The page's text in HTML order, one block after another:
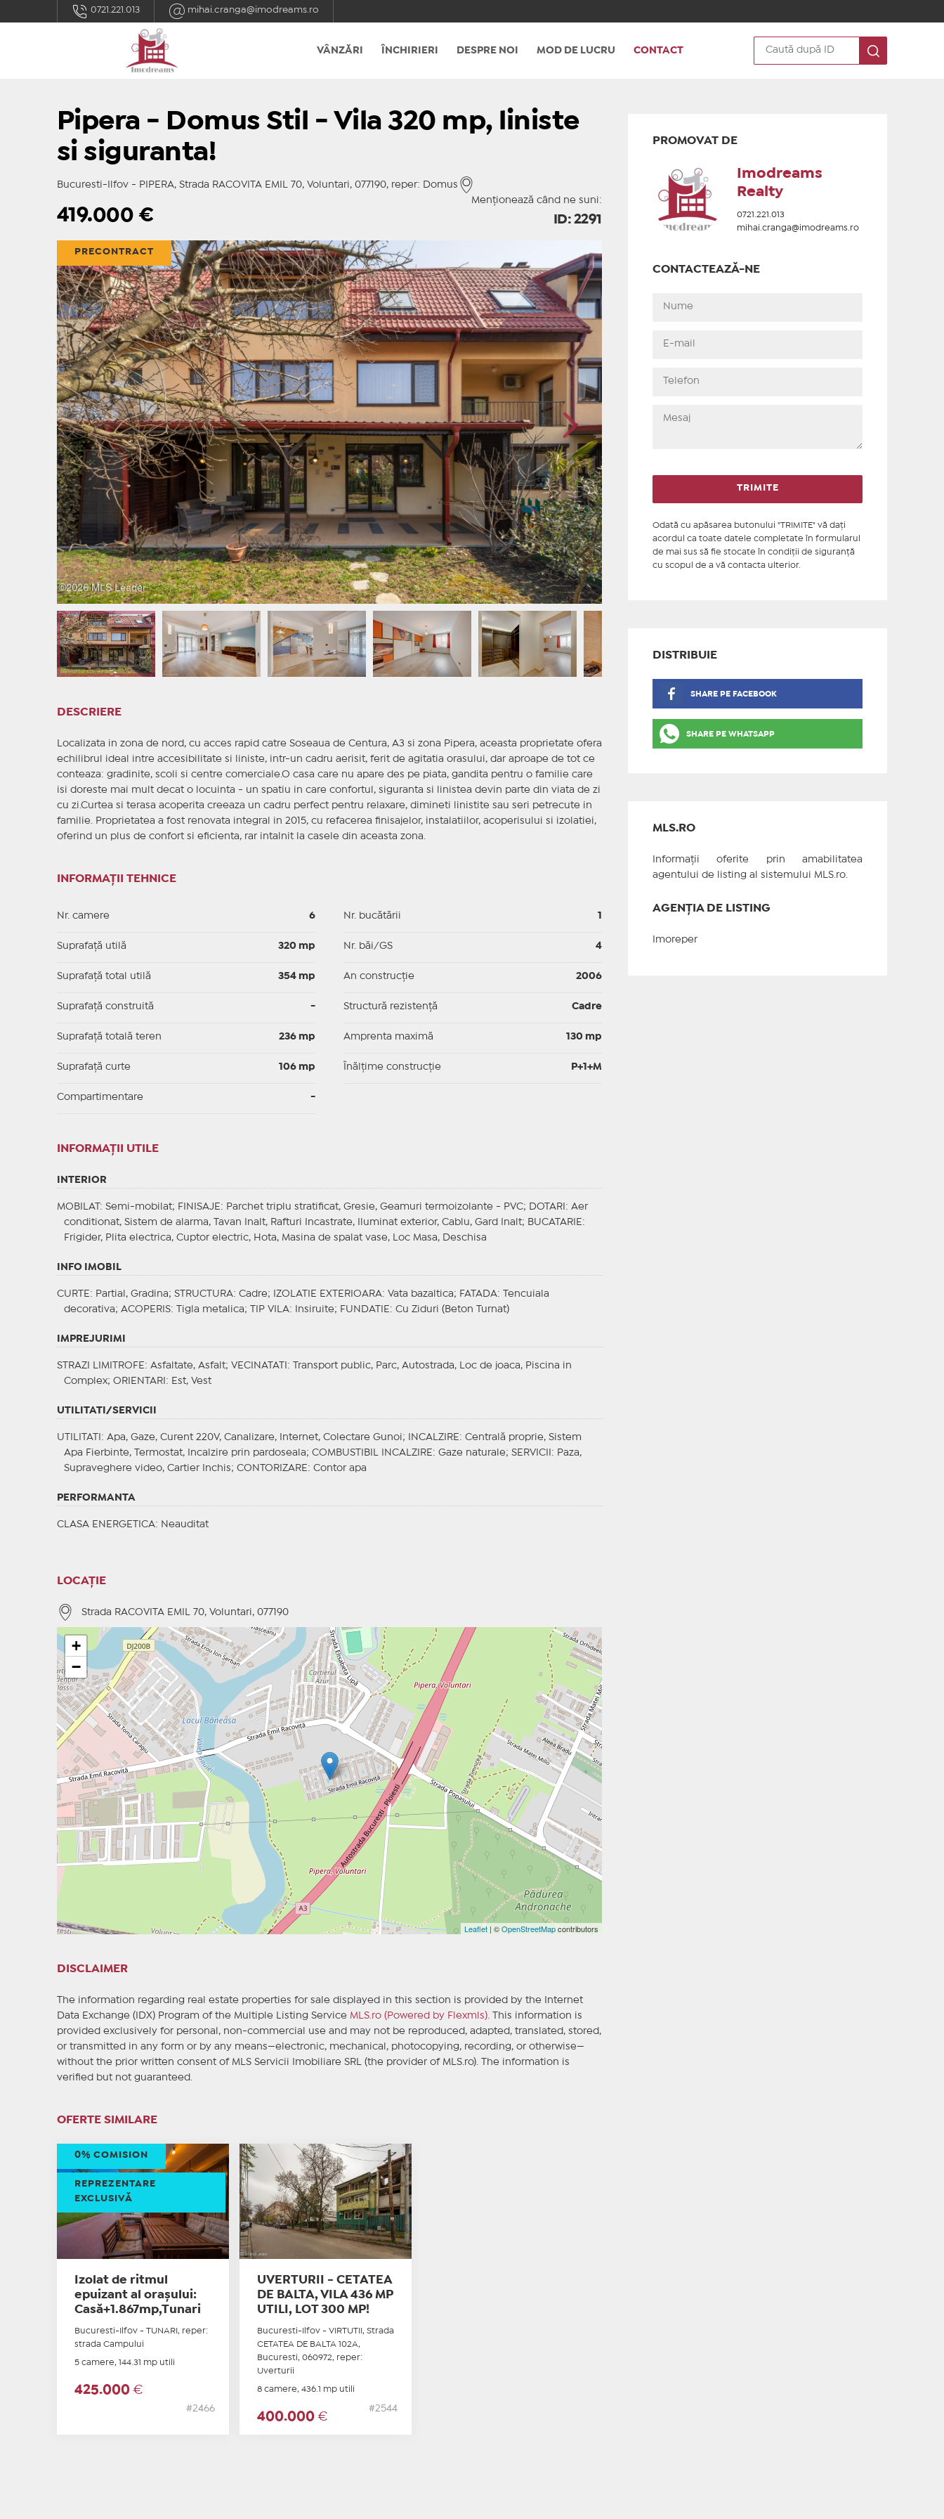
0721.221.013 mihai.cranga@imodreams.ro
VÂNZĂRI ÎNCHIRIERI DESPRE NOI MOD DE LUCRU CONTACT
Pipera - Domus Stil - Vila 320 mp, liniste
si siguranta!
Bucuresti-Ilfov - PIPERA, Strada RACOVITA EMIL 70, Voluntari, 077190, reper: Domus
Menționează când ne suni:
419.000 € ID: 2291
PRECONTRACT
DESCRIERE
Localizata in zona de nord, cu acces rapid catre Soseaua de Centura, A3 si zona Pipera, aceasta proprietate ofera
echilibrul ideal intre accesibilitate si liniste, intr-un cadru aerisit, ferit de agitatia orasului, dar aproape de tot ce
conteaza: gradinite, scoli si centre comerciale.O casa care nu apare des pe piata, gandita pentru o familie care
isi doreste mai mult decat o locuinta - un spatiu in care confortul, siguranta si linistea devin parte din viata de zi
cu zi.Curtea si terasa acoperita creeaza un cadru perfect pentru relaxare, dimineti linistite sau seri petrecute in
familie. Proprietatea a fost renovata integral in 2015, cu refacerea finisajelor, instalatiilor, acoperisului si izolatiei,
oferind un plus de confort si eficienta, rar intalnit la casele din aceasta zona.
INFORMAȚII TEHNICE
Nr. camere 6
Suprafaţă utilă 320 mp
Suprafaţă total utilă 354 mp
Suprafaţă construită -
Suprafață totală teren 236 mp
Suprafaţă curte 106 mp
Compartimentare -
Nr. bucătării
Nr. băi/GS 4
An construcție 2006
Structură rezistență Cadre
Amprenta maximă 130 mp
Înălțime construcție P+1+M
INFORMAŢII UTILE
INTERIOR
MOBILAT : Semi-mobilat; FINISAJE : Parchet triplu stratificat, Gresie, Geamuri termoizolante - PVC; DOTARI : Aer
conditionat, Sistem de alarma, Tavan Inalt, Rafturi Incastrate, Iluminat exterior, Cablu, Gard Inalt; BUCATARIE :
Frigider, Plita electrica, Cuptor electric, Hota, Masina de spalat vase, Loc Masa, Deschisa
INFO IMOBIL
CURTE : Partial, Gradina; STRUCTURA: Cadre; IZOLATIE EXTERIOARA: Vata bazaltica; FATADA: Tencuiala
decorativa; ACOPERIS: Tigla metalica; TIP VILA: Insiruite; FUNDATIE : Cu Ziduri (Beton Turnat)
IMPREJURIMI
STRAZI LIMITROFE : Asfaltate, Asfalt; VECINATATI
: Transport public, Parc, Autostrada, Loc de joaca, Piscina in
Complex; ORIENTARI : Est, Vest
UTILITATI/SERVICII
UTILITATI : Apa, Gaze, Curent 220V, Canalizare, Internet, Colectare Gunoi; INCALZIRE : Centrală proprie, Sistem
Apa Fierbinte, Termostat, Incalzire prin pardoseala; COMBUSTIBIL INCALZIRE : Gaze naturale; SERVICII
: Paza,
Supraveghere video, Cartier Inchis; CONTORIZARE : Contor apa
PERFORMANTA
CLASA ENERGETICA: Neauditat
LOCAȚIE
Strada RACOVITA EMIL 70, Voluntari, 077190
+
−
Leaflet| ©OpenStreetMapcontributors
DISCLAIMER
The information regarding real estate properties for sale displayed in this section is provided by the Internet
Data Exchange (IDX) Program of the Multiple Listing Service MLS.ro (Powered by Flexmls). This information is
provided exclusively for personal, non-commercial use and may not be reproduced, adapted, translated, stored,
or transmitted in any form or by any means—electronic, mechanical, photocopying, recording, or otherwise—
without the prior written consent of MLS Servicii Imobiliare SRL (the provider of MLS.ro). The information is
verified but not guaranteed.
PROMOVAT DE
Imodreams
Realty
0721.221.013
mihai.cranga@imodreams.ro
CONTACTEAZĂ-NE
Odată cu apăsarea butonului "TRIMITE" vă daţi
acordul ca toate datele completate în formularul
de mai sus să fie stocate în condiţii de siguranţă
cu scopul de a vă contacta ulterior.
DISTRIBUIE
SHARE PE FACEBOOK
SHARE PE WHATSAPP
MLS.RO
Informații oferite prin amabilitatea
agentului de listing al sistemului MLS.ro.
AGENȚIA DE LISTING
Imoreper
OFERTE SIMILARE
Izolat de ritmul
epuizant al orașului:
Casă+1.867mp,Tunari
Bucuresti-Ilfov - TUNARI, reper:
strada Campului
5 camere, 144.31 mp utili
425.000 €
#2466
0% COMISION
REPREZENTARE
EXCLUSIVĂ
UVERTURII - CETATEA
DE BALTA, VILA 436 MP
UTILI, LOT 300 MP!
Bucuresti-Ilfov - VIRTUTII, Strada
CETATEA DE BALTA 102A,
Bucuresti, 060972, reper:
Uverturii
8 camere, 436.1 mp utili
400.000€
#2544